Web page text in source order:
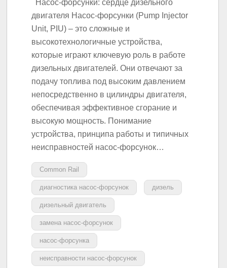
Насос-форсунки: сердце дизельного
двигателя Насос-форсунки (Pump Injector
Unit, PIU) – это сложные и
высокотехнологичные устройства,
которые играют ключевую роль в работе
дизельных двигателей. Они отвечают за
подачу топлива под высоким давлением
непосредственно в цилиндры двигателя,
обеспечивая эффективное сгорание и
высокую мощность. Понимание
устройства, принципа работы и типичных
неисправностей насос-форсунок…
Common Rail
диагностика насос-форсунок дизель
дизельный двигатель
замена насос-форсунок
насос-форсунка
неисправности насос-форсунок